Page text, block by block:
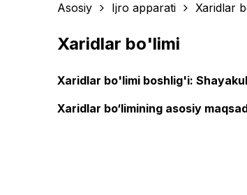
Asosiy Ijro apparati Xaridlar
Xaridlar bo'limi
Xaridlar bo'limi boshlig'i:
Xaridlar bo‘limining asosiy